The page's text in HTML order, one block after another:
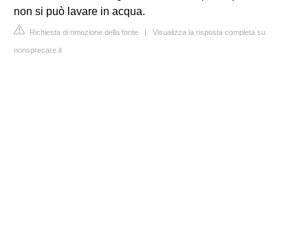
non si può lavare in acqua.
Richiesta di rimozione della fonte | Visualizza la risposta completa su
nonsprecare.it